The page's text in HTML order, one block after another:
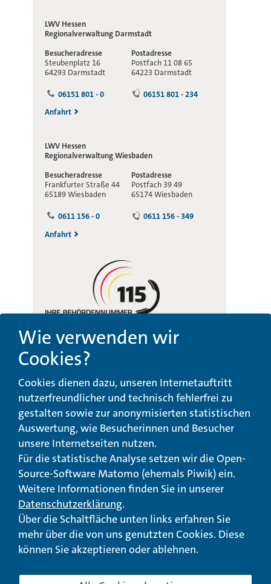
LWV Hessen
Regionalverwaltung Darmstadt
Besucheradresse
Steubenplatz 16
64293 Darmstadt
Postadresse
Postfach 11 08 65
64223 Darmstadt
06151 801 - 0
06151 801 - 234
Anfahrt
LWV Hessen
RegionalverwaltungWiesbaden
Besucheradresse
Frankfurter Straße 44
65189 Wiesbaden
Postadresse
Postfach 39 49
65174 Wiesbaden
0611 156 - 0
0611 156 - 349
Anfahrt
Anregungs- und
Qualitätsmanagement
Barrierefreiheit
© Landeswohlfahrtsverband Hessen 2026
Impressum Seitenübersicht Seite drucken
nach oben
Wie verwenden wir
Cookies?
Cookies dienen dazu, unseren Internetauftritt
nutzerfreundlicher und technisch fehlerfrei zu
gestalten sowie zur anonymisierten statistischen
Auswertung, wie Besucherinnen und Besucher
unsere Internetseiten nutzen.
Für die statistische Analyse setzen wir die Open-
Source-Software Matomo (ehemals Piwik) ein.
Weitere Informationen finden Sie in unserer
Datenschutzerklärung.
Über die Schaltfläche unten links erfahren Sie
mehr über die von uns genutzten Cookies. Diese
können Sie akzeptieren oder ablehnen.